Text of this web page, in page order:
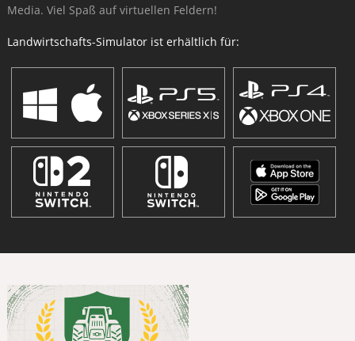
Media. Viel Spaß auf virtuellen Feldern!
Landwirtschafts-Simulator ist erhältlich für: